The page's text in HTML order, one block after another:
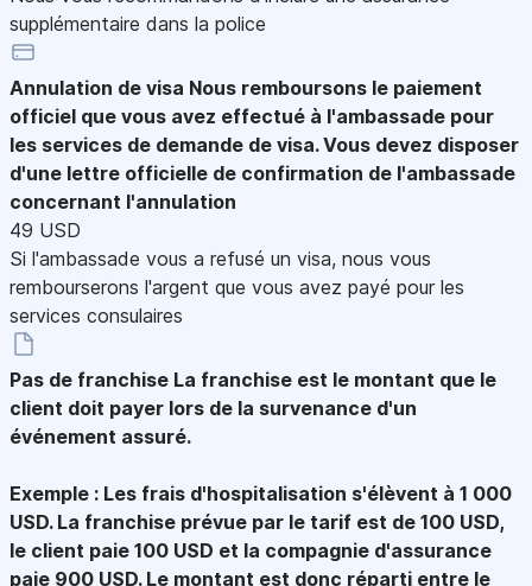
supplémentaire dans la police
Annulation de visa Nous remboursons le paiement
officiel que vous avez effectué à l'ambassade pour
les services de demande de visa. Vous devez disposer
d'une lettre officielle de confirmation de l'ambassade
concernant l'annulation
49 USD
Si l'ambassade vous a refusé un visa, nous vous
rembourserons l'argent que vous avez payé pour les
services consulaires
Pas de franchise La franchise est le montant que le
client doit payer lors de la survenance d'un
événement assuré.
Exemple : Les frais d'hospitalisation s'élèvent à 1 000
USD. La franchise prévue par le tarif est de 100 USD,
le client paie 100 USD et la compagnie d'assurance
paie 900 USD. Le montant est donc réparti entre le